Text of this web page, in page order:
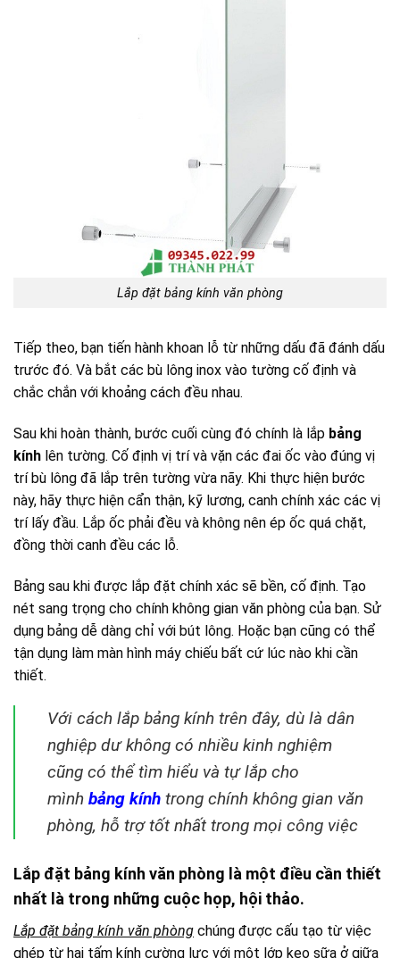
Lắp đặt bảng kính văn phòng
Tiếp theo, bạn tiến hành khoan lỗ từ những dấu đã đánh dấu
trước đó. Và bắt các bù lông inox vào tường cố định và
chắc chắn với khoảng cách đều nhau.
Sau khi hoàn thành, bước cuối cùng đó chính là lắp bảng
kính lên tường. Cố định vị trí và vặn các đai ốc vào đúng vị
trí bù lông đã lắp trên tường vừa nãy. Khi thực hiện bước
này, hãy thực hiện cẩn thận, kỹ lương, canh chính xác các vị
trí lấy đầu. Lắp ốc phải đều và không nên ép ốc quá chặt,
đồng thời canh đều các lỗ.
Bảng sau khi được lắp đặt chính xác sẽ bền, cố định. Tạo
nét sang trọng cho chính không gian văn phòng của bạn. Sử
dụng bảng dễ dàng chỉ với bút lông. Hoặc bạn cũng có thể
tận dụng làm màn hình máy chiếu bất cứ lúc nào khi cần
thiết.
Với cách lắp bảng kính trên đây, dù là dân
nghiệp dư không có nhiều kinh nghiệm
cũng có thể tìm hiểu và tự lắp cho
mình bảng kính trong chính không gian văn
phòng, hỗ trợ tốt nhất trong mọi công việc
Lắp đặt bảng kính văn phòng là một điều cần thiết
nhất là trong những cuộc họp, hội thảo.
Lắp đặt bảng kính văn phòng chúng được cấu tạo từ việc
ghép từ hai tấm kính cường lực với một lớp keo sữa ở giữa